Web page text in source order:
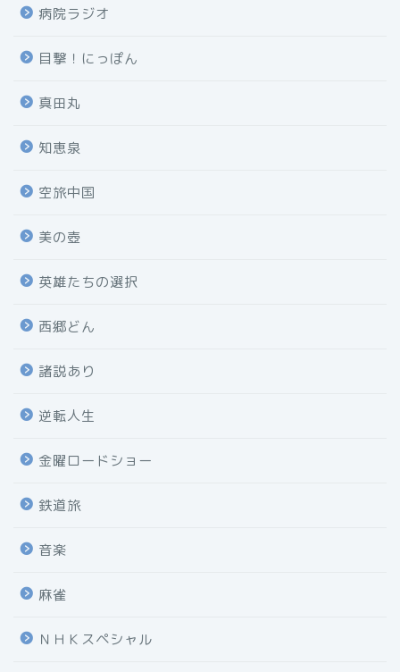
病院ラジオ
目撃！にっぽん
真田丸
知恵泉
空旅中国
美の壺
英雄たちの選択
西郷どん
諸説あり
逆転人生
金曜ロードショー
鉄道旅
音楽
麻雀
ＮＨＫスペシャル